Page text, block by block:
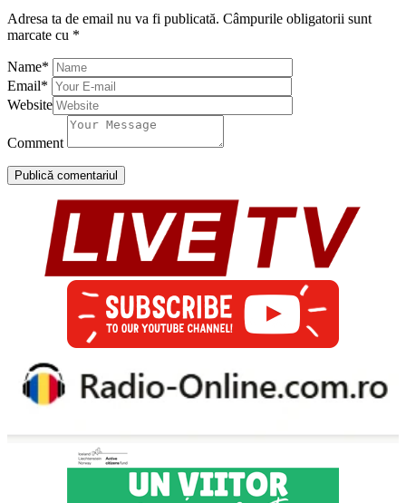
Adresa ta de email nu va fi publicată. Câmpurile obligatorii sunt
marcate cu *
Name*
Email*
Website
Comment